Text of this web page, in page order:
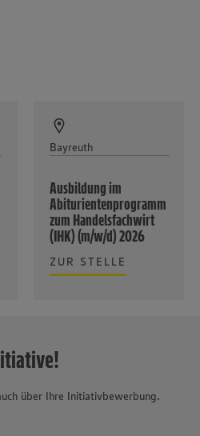
Bayreuth
Ausbildung im
Abiturientenprogramm
zum Handelsfachwirt
(IHK) (m/w/d) 2026
ZUR STELLE
über Ihre Initiativbewerbung.